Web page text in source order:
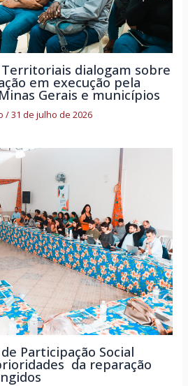
Territoriais dialogam sobre
em execução pela
Gerais e municípios
/31 de julho de 2026
Participação Social
da reparação